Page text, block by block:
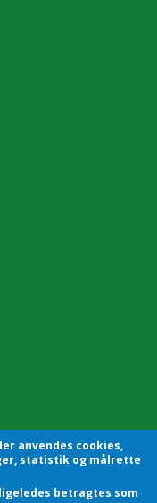
anvendes cookies,
statistik og målrette
betragtes som